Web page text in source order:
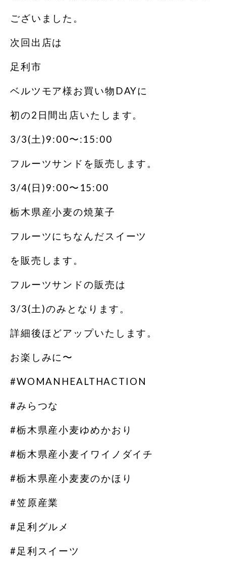
ございました。
次回出店は
足利市
ベルツモア様お買い物DAYに
初の2日間出店いたします。
3/3(土)9:00〜:15:00
フルーツサンドを販売します。
3/4(日)9:00〜15:00
栃木県産小麦の焼菓子
フルーツにちなんだスイーツ
を販売します。
フルーツサンドの販売は
3/3(土)のみとなります。
詳細後ほどアップいたします。
お楽しみに〜
#WOMANHEALTHACTION
#みらつな
#栃木県産小麦ゆめかおり
#栃木県産小麦イワイノダイチ
#栃木県産小麦麦のかほり
#笠原産業
#足利グルメ
#足利スイーツ